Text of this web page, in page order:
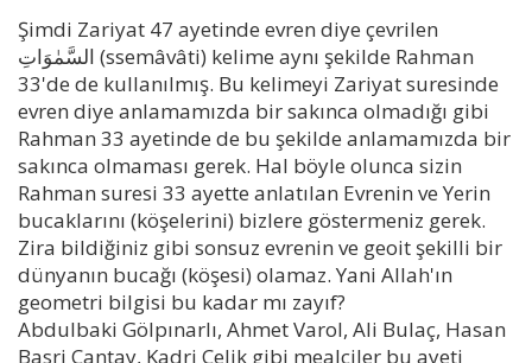
Şimdi Zariyat 47 ayetinde evren diye çevrilen
السَّمٰوَاتِ (ssemâvâti) kelime aynı şekilde Rahman
33'de de kullanılmış. Bu kelimeyi Zariyat suresinde
evren diye anlamamızda bir sakınca olmadığı gibi
Rahman 33 ayetinde de bu şekilde anlamamızda bir
sakınca olmaması gerek. Hal böyle olunca sizin
Rahman suresi 33 ayette anlatılan Evrenin ve Yerin
bucaklarını (köşelerini) bizlere göstermeniz gerek.
Zira bildiğiniz gibi sonsuz evrenin ve geoit şekilli bir
dünyanın bucağı (köşesi) olamaz. Yani Allah'ın
geometri bilgisi bu kadar mı zayıf?
Abdulbaki Gölpınarlı, Ahmet Varol, Ali Bulaç, Hasan
Basri Çantay, Kadri Çelik gibi mealciler bu ayeti